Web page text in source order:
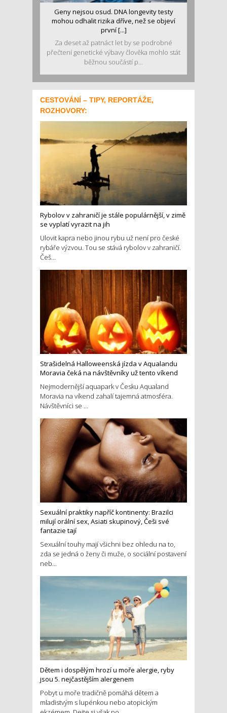
Geny nejsou osud. DNA longevity testy
mohou odhalit rizika dříve, než se objeví
první [...]
Za deset až patnáct let by se podrobné
přečtení genetické výbavy člověka mohlo stát
běžnou součástí p...
CESTOVÁNÍ – TIPY, REPORTÁŽE,
ROZHOVORY:
Rybolov v zahraničí je stále populárnější, v zimě
se vyplatí vyrazit na jih
Ulovit kapra nebo jinou rybu už není pro české
rybáře výzvou. Tou se stává rybolov v zahraničí.
Češ...
Strašidelná Halloweenská jízda v Aqualandu
Moravia čeká na návštěvníky už tento víkend
Nejmodernější aquapark v Česku Aqualand
Moravia na víkend zahalí tajemná atmosféra.
Návštěvníci se ...
Sexuální praktiky napříč kontinenty: Brazilci
milují orální sex, Asiati skupinový, Češi své
fantazie tají
Sexuální touhy mají všichni bez ohledu na to,
zda se jedná o ženy či muže, o sociální postavení
neb...
Dětem i dospělým hrozí u moře alergie, ryby
jsou 5. nejčastějším alergenem
Pobyt u moře tradičně pomáhá dětem a
mladistvým s lupénkou nebo atopickým